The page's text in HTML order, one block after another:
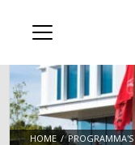
HOME PROGRAMMA'S